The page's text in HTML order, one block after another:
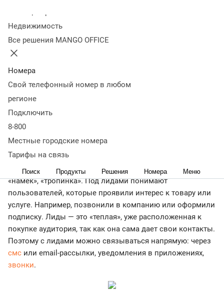
Недвижимость
Все решения MANGO OFFICE
Номера
Свой телефонный номер в любом
регионе
Подключить
8-800
Местные городские номера
Тарифы на связь
Поиск Продукты Решения Номера Меню
лидами
привлекать лиды
считать
< назад
Есть способ сразу выйти на потенциальных покупателей
как их привлекать — читайте в статье.
Что такое лиды
С английского слово «лид» означает «инициатива»,
«намек», «тропинка». Под лидами понимают
пользователей, которые проявили интерес к товару или
услуге. Например, позвонили в компанию или оформили
подписку. Лиды — это «теплая», уже расположенная к
покупке аудитория, так как она сама дает свои контакты.
Поэтому с лидами можно связываться напрямую: через
смс или email-рассылки, уведомления в приложениях,
звонки.